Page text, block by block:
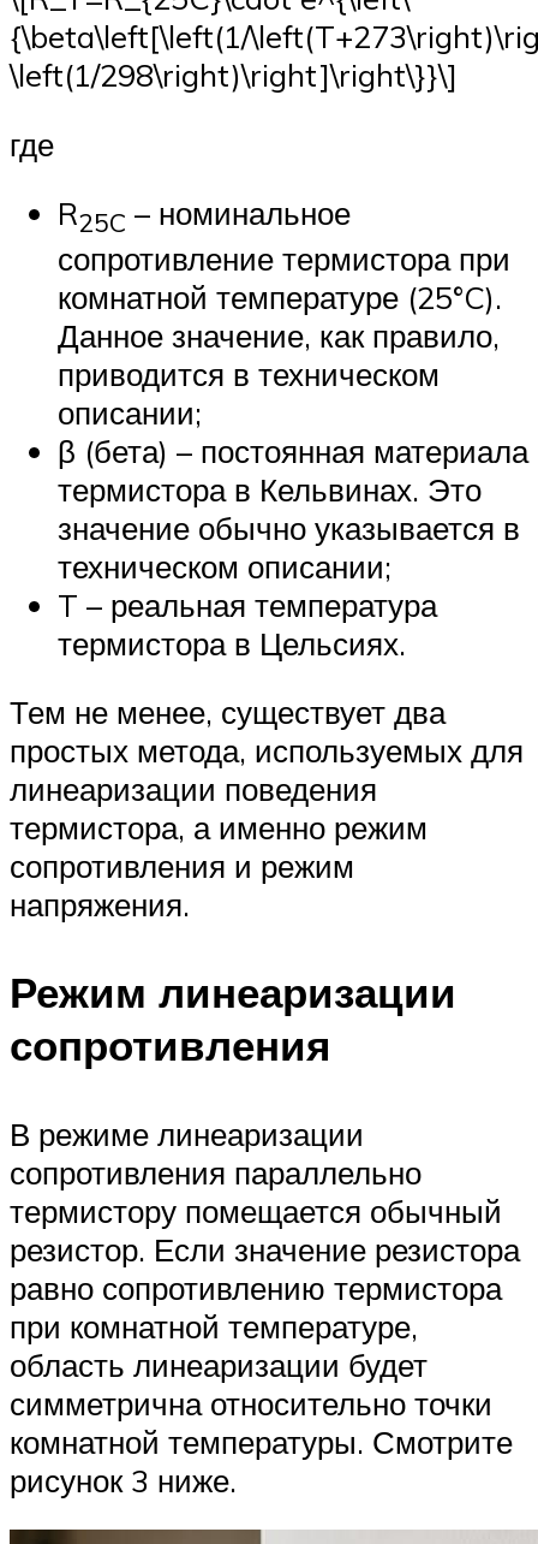
{\beta\left[\left(1/
\left(1/298\right)\right]\right\}}\]
где
R25C – номинальное
сопротивление термистора при
комнатной температуре (25°C).
Данное значение, как правило,
приводится в техническом
описании;
β (бета) – постоянная материала
термистора в Кельвинах. Это
значение обычно указывается в
техническом описании;
T – реальная температура
термистора в Цельсиях.
Тем не менее, существует два
простых метода, используемых для
линеаризации поведения
термистора, а именно режим
сопротивления и режим
напряжения.
Режим линеаризации
сопротивления
В режиме линеаризации
сопротивления параллельно
термистору помещается обычный
резистор. Если значение резистора
равно сопротивлению термистора
при комнатной температуре,
область линеаризации будет
симметрична относительно точки
комнатной температуры. Смотрите
рисунок 3 ниже.